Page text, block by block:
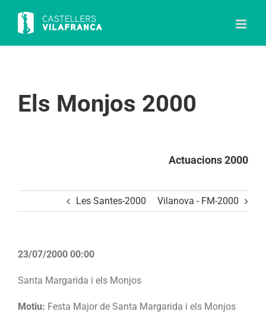
content
Els Monjos 2000
Actuacions 2000
Les Santes-2000 Vilanova - FM-2000
23/07/2000 00:00
Santa Margarida i els Monjos
Motiu: Festa Major de Santa Margarida i els Monjos